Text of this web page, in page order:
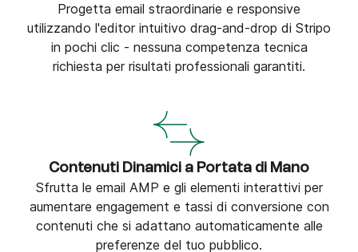
Progetta email straordinarie e responsive
utilizzando l'editor intuitivo drag-and-drop di Stripo
in pochi clic - nessuna competenza tecnica
richiesta per risultati professionali garantiti.
Contenuti Dinamici a Portata di Mano
Sfrutta le email AMP e gli elementi interattivi per
aumentare engagement e tassi di conversione con
contenuti che si adattano automaticamente alle
preferenze del tuo pubblico.